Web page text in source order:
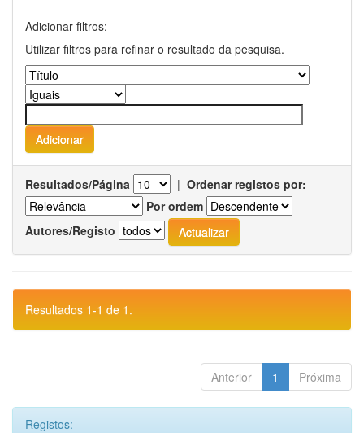
Adicionar filtros:
Utilizar filtros para refinar o resultado da pesquisa.
Resultados/Página | Ordenar registos por:
Por ordem
Autores/Registo
Resultados 1-1 de 1.
Anterior 1 Próxima
Registos: